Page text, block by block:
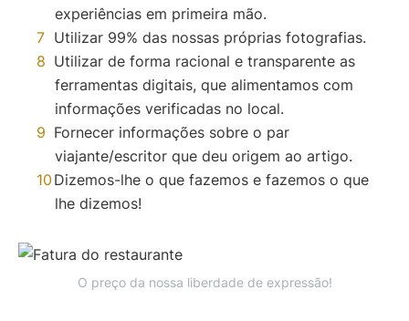
experiências em primeira mão.
Utilizar 99% das nossas próprias fotografias.
Utilizar de forma racional e transparente as
ferramentas digitais, que alimentamos com
informações verificadas no local.
Fornecer informações sobre o par
viajante/escritor que deu origem ao artigo.
Dizemos-lhe o que fazemos e fazemos o que
lhe dizemos!
O preço da nossa liberdade de expressão!